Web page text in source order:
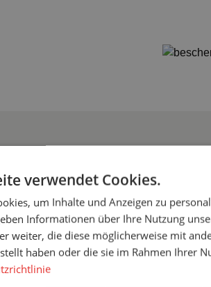
verwendet Cookies.
um Inhalte und Anzeigen zu
Informationen über Ihre Nutzung
weiter, die diese möglicherweise mit
haben oder die sie im Rahmen Ihrer